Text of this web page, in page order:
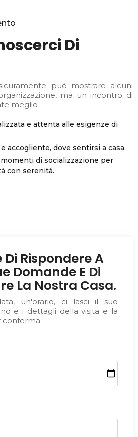
Di
può mostrare alcuni
ma un incontro di
meglio
e attenta alle esigenze di
accogliente, dove sentirsi a casa.
di socializzazione per
con serenità.
Di Rispondere A
Domande E Di
La Nostra Casa.
un'orario, ci lasci il suo
e i dettagli della visita e la
conferma.